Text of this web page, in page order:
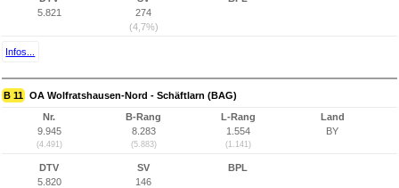
5.821
274
(4,7%)
Infos...
B 11 OA Wolfratshausen-Nord - Schäftlarn (BAG)
Nr.
9.945
(4.491)
B-Rang
8.283
(5.883)
L-Rang
1.554
(1.141)
Land
BY
DTV
5.820
SV
146
BPL